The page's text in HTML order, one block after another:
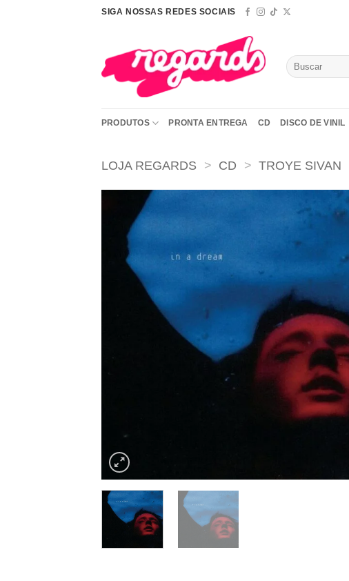
SIGA NOSSAS REDES SOCIAIS
Pesquisar
por:
PRODUTOS PRONTA ENTREGA CD DISCO DE VINIL
LOJA REGARDS > CD > TROYE SIVAN